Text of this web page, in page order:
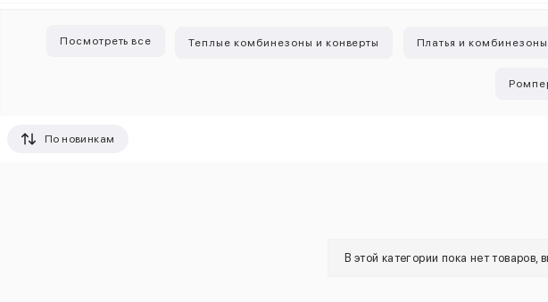
Посмотреть все Теплые комбинезоны и конверты Платья и комбинезоны
По новинкам
В этой категории пока нет